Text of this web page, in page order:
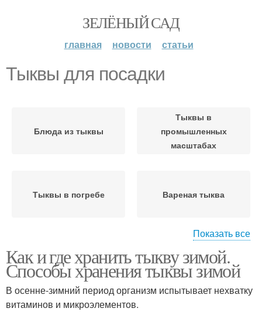
ЗЕЛЁНЫЙ САД
главная новости статьи
Тыквы для посадки
Блюда из тыквы
Тыквы в
промышленных
масштабах
Тыквы в погребе Вареная тыква
Тыква в холодильнике Карамельная тыква
Показать все
Как и где хранить тыкву зимой.
Способы хранения тыквы зимой
В осенне-зимний период организм испытывает нехватку
витаминов и микроэлементов.